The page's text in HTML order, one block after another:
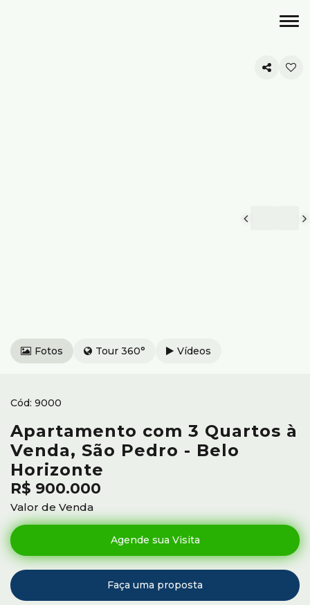
Fotos Tour 360° Vídeos
Apartamento com 3 Quartos à
Venda, São Pedro - Belo
Horizonte
R$ 900.000
Valor de Venda
9000